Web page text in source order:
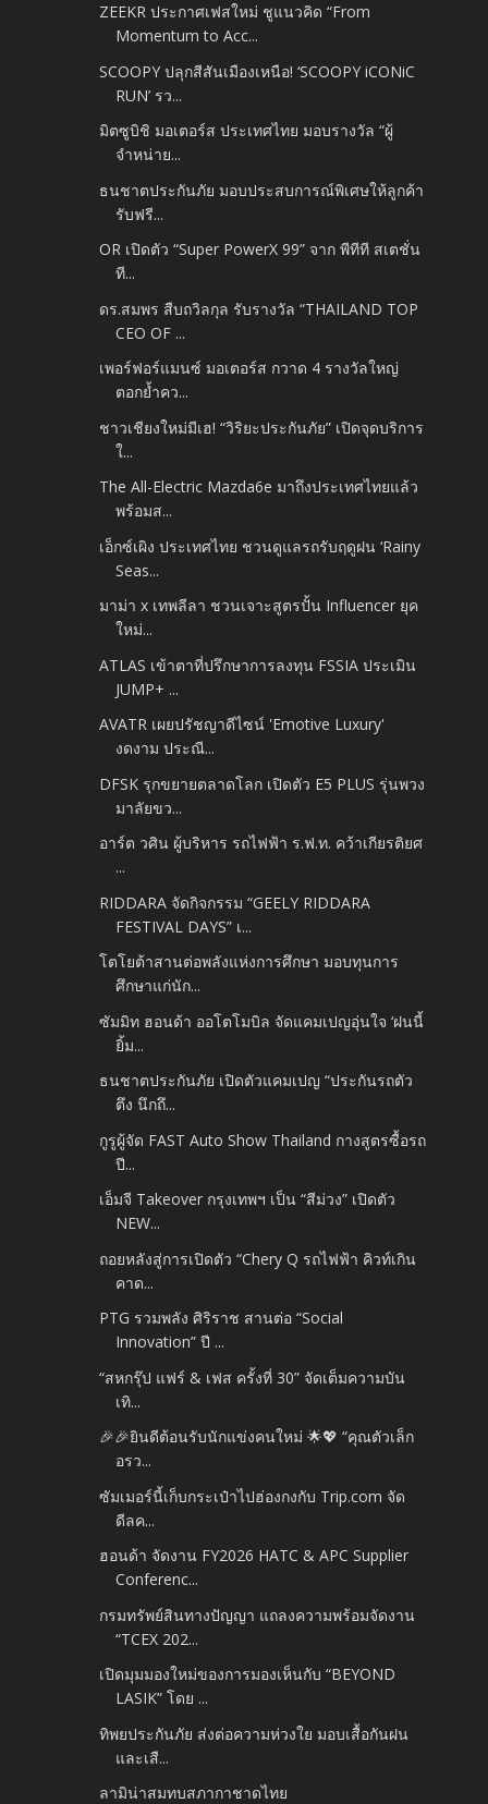
ZEEKR ประกาศเฟสใหม่ ชูแนวคิด “From
Momentum to Acc...
SCOOPY ปลุกสีสันเมืองเหนือ! ‘SCOOPY iCONiC
RUN’ รว...
มิตซูบิชิ มอเตอร์ส ประเทศไทย มอบรางวัล “ผู้
จำหน่าย...
ธนชาตประกันภัย มอบประสบการณ์พิเศษให้ลูกค้า
รับฟรี...
OR เปิดตัว “Super PowerX 99” จาก พีทีที สเตชั่น
ที...
ดร.สมพร สืบถวิลกุล รับรางวัล “THAILAND TOP
CEO OF ...
เพอร์ฟอร์แมนซ์ มอเตอร์ส กวาด 4 รางวัลใหญ่
ตอกย้ำคว...
ชาวเชียงใหม่มีเฮ! “วิริยะประกันภัย” เปิดจุดบริการ
ใ...
The All-Electric Mazda6e มาถึงประเทศไทยแล้ว
พร้อมส...
เอ็กซ์เผิง ประเทศไทย ชวนดูแลรถรับฤดูฝน ‘Rainy
Seas...
มาม่า x เทพลีลา ชวนเจาะสูตรปั้น Influencer ยุค
ใหม่...
ATLAS เข้าตาที่ปรึกษาการลงทุน FSSIA ประเมิน
JUMP+ ...
AVATR เผยปรัชญาดีไซน์ 'Emotive Luxury'
งดงาม ประณี...
DFSK รุกขยายตลาดโลก เปิดตัว E5 PLUS รุ่นพวง
มาลัยขว...
อาร์ต วศิน ผู้บริหาร รถไฟฟ้า ร.ฟ.ท. คว้าเกียรติยศ
...
RIDDARA จัดกิจกรรม “GEELY RIDDARA
FESTIVAL DAYS” เ...
โตโยต้าสานต่อพลังแห่งการศึกษา มอบทุนการ
ศึกษาแก่นัก...
ซัมมิท ฮอนด้า ออโตโมบิล จัดแคมเปญอุ่นใจ ‘ฝนนี้
ยิ้ม...
ธนชาตประกันภัย เปิดตัวแคมเปญ “ประกันรถตัว
ตึง นึกถึ...
กูรูผู้จัด FAST Auto Show Thailand กางสูตรซื้อรถ
ปี...
เอ็มจี Takeover กรุงเทพฯ เป็น “สีม่วง” เปิดตัว
NEW...
ถอยหลังสู่การเปิดตัว “Chery Q รถไฟฟ้า คิวท์เกิน
คาด...
PTG รวมพลัง ศิริราช สานต่อ “Social
Innovation” ปี ...
“สหกรุ๊ป แฟร์ & เฟส ครั้งที่ 30” จัดเต็มความบัน
เทิ...
🎉🎉ยินดีต้อนรับนักแข่งคนใหม่ 🌟💖 “คุณตัวเล็ก
อรว...
ซัมเมอร์นี้เก็บกระเป๋าไปฮ่องกงกับ Trip.com จัด
ดีลค...
ฮอนด้า จัดงาน FY2026 HATC & APC Supplier
Conferenc...
กรมทรัพย์สินทางปัญญา แถลงความพร้อมจัดงาน
“TCEX 202...
เปิดมุมมองใหม่ของการมองเห็นกับ “BEYOND
LASIK” โดย ...
ทิพยประกันภัย ส่งต่อความห่วงใย มอบเสื้อกันฝน
และเสื...
ลามิน่าสมทบสภากาชาดไทย